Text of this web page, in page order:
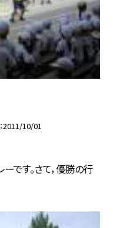
2011/10/01
です。さて，優勝の行